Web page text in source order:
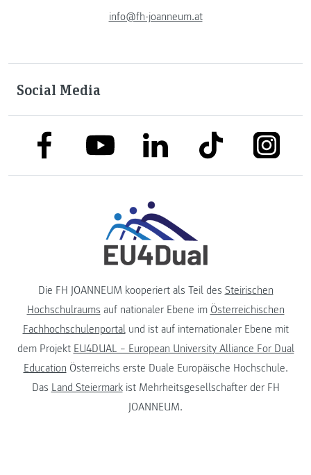
info@fh-joanneum.at
Social Media
link to facebooklink to youtubelink to linkedinlink to tiktok
Die FH JOANNEUM kooperiert als Teil des Steirischen
Hochschulraums auf nationaler Ebene im Österreichischen
Fachhochschulenportalund ist auf internationaler Ebene mit
dem Projekt EU4DUAL – European University Alliance For Dual
Education Österreichs erste Duale Europäische Hochschule.
Das Land Steiermarkist Mehrheitsgesellschafter der FH
JOANNEUM.